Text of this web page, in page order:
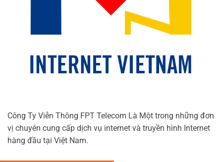
Công Ty Viễn Thông FPT Telecom Là Một trong những đơn
vị chuyên cung cấp dịch vụ internet và truyền hình Internet
hàng đầu tại Việt Nam.